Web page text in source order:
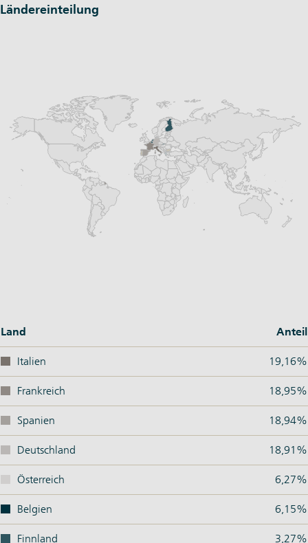
Ländereinteilung
Land Anteil
Italien 19,16%
Frankreich 18,95%
Spanien 18,94%
Deutschland 18,91%
Österreich 6,27%
Belgien 6,15%
Finnland 3,27%